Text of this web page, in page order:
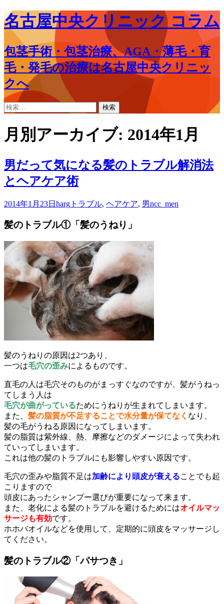
名古屋中央クリニック コラム
包茎手術・包茎治療、AGA・薄毛・育
毛・発毛の治療は名古屋中央クリニッ
クへ
コ
ン
テ
ン
へ
ス
キ
ッ
プ
検
索:
月別アーカイブ: 2014年1月
男だって気になる髪のトラブル解消法
とヘアケア術
2014年1月23日 harg トラブル, ヘアケア, 男ncc_men
髪のトラブル①「髪のうねり」
髪のうねりの原因は2つあり、
一つは毛穴の歪みによるものです。
直毛の人は毛穴そのものがまっすぐなのですが、髪がうねっ
てしまう人は
毛穴が曲がっているためにうねりが生まれてしまいます。
また、 髪の脂質が不足することで水分量が保てなく なり、
髪の毛がうねる原因になってしまいます。
髪の脂質は紫外線、熱、摩擦などのダメージによって失われ
ていってしまいます。
これは他の髪のトラブルにも影響しやすい原因です。
毛穴の歪みや脂質不足は加齢により頭皮が衰えることでも起
こりますので
頭皮にあったシャンプー選びが重要になって来ます。
また、老化による髪のトラブルを避けるためにはオイルマッ
サージも有効です。
ホホバオイルなどを使用して、定期的に頭皮をマッサージし
てください。
髪のトラブル②「パサつき」